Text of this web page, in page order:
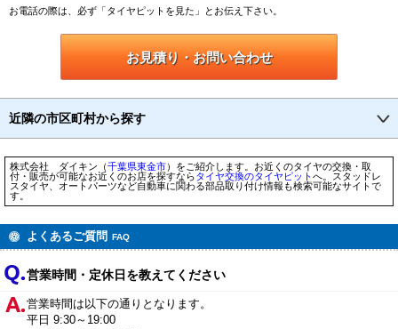
お電話の際は、必ず「タイヤピットを見た」とお伝え下さい。
お見積り・お問い合わせ
近隣の市区町村から探す
株式会社 ダイキン（千葉県東金市）をご紹介します。お近くのタイヤの交換・取
付・販売が可能なお近くのお店を探すならタイヤ交換のタイヤピットへ。スタッドレ
スタイヤ、オートパーツなど自動車に関わる部品取り付け情報も検索可能なサイトで
す。
よくあるご質問 FAQ
営業時間・定休日を教えてください
営業時間は以下の通りとなります。
平日 9:30～19:00